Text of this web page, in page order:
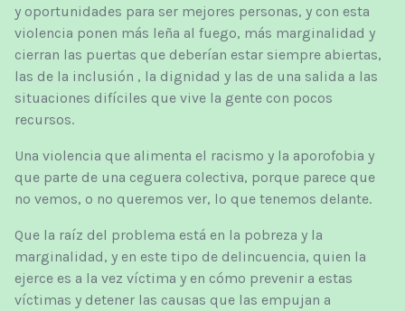
y oportunidades para ser mejores personas, y con esta
violencia ponen más leña al fuego, más marginalidad y
cierran las puertas que deberían estar siempre abiertas,
las de la inclusión , la dignidad y las de una salida a las
situaciones difíciles que vive la gente con pocos
recursos.
Una violencia que alimenta el racismo y la aporofobia y
que parte de una ceguera colectiva, porque parece que
no vemos, o no queremos ver, lo que tenemos delante.
Que la raíz del problema está en la pobreza y la
marginalidad, y en este tipo de delincuencia, quien la
ejerce es a la vez víctima y en cómo prevenir a estas
víctimas y detener las causas que las empujan a